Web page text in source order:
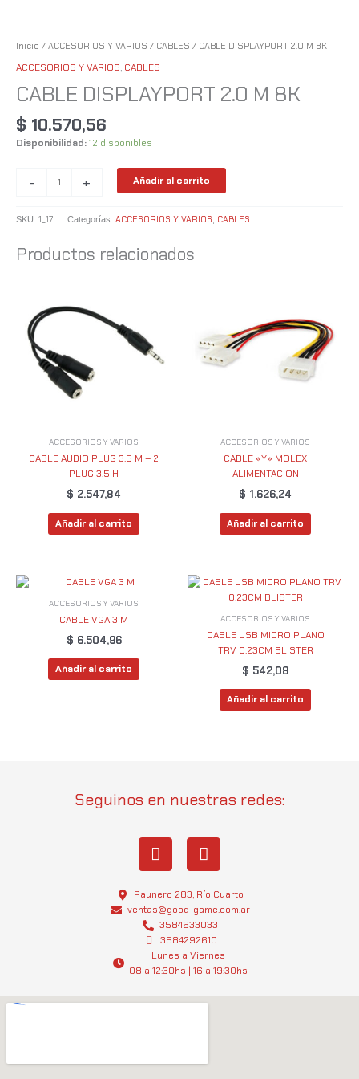
Inicio / ACCESORIOS Y VARIOS / CABLES / CABLE DISPLAYPORT 2.0 M 8K
ACCESORIOS Y VARIOS, CABLES
CABLE DISPLAYPORT 2.0 M 8K
$ 10.570,56
Disponibilidad:12 disponibles
- + Añadir al carrito
SKU: 1_17 Categorías: ACCESORIOS Y VARIOS CABLES
Productos relacionados
ACCESORIOS Y VARIOS
CABLE AUDIO PLUG 3.5 M – 2
PLUG 3.5 H
$ 2.547,84
Añadir al carrito
ACCESORIOS Y VARIOS
CABLE «Y» MOLEX
ALIMENTACION
$ 1.626,24
Añadir al carrito
ACCESORIOS Y VARIOS
CABLE VGA 3 M
$ 6.504,96
Añadir al carrito
ACCESORIOS Y VARIOS
CABLE USB MICRO PLANO
TRV 0.23CM BLISTER
$ 542,08
Añadir al carrito
Seguinos en nuestras redes:
I
n
t
a
g
r
a
m
W
h
t
s
a
p
p
Paunero 283, Río Cuarto
ventas@good-game.com.ar
3584633033
3584292610
Lunes a Viernes
08 a 12:30hs | 16 a 19:30hs